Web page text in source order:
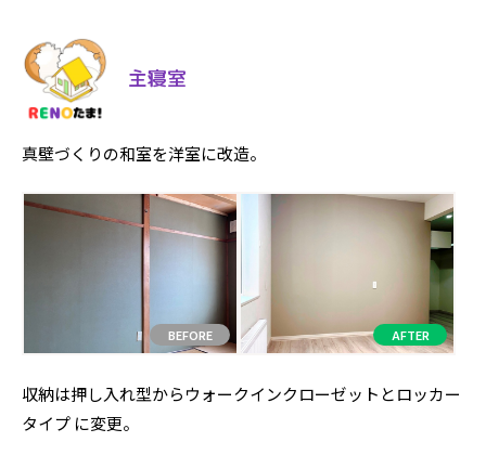
主寝室
真壁づくりの和室を洋室に改造。
収納は押し入れ型からウォークインクローゼットとロッカー
タイプ に変更。